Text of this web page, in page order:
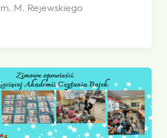
M. Rejewskiego